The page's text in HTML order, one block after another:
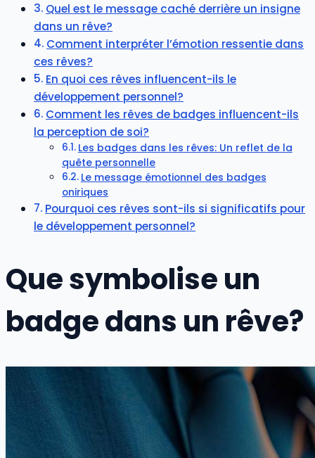
Quel est le message caché derrière un insigne
dans un rêve?
Comment interpréter l’émotion ressentie dans
ces rêves?
En quoi ces rêves influencent-ils le
développement personnel?
Comment les rêves de badges influencent-ils
la perception de soi?
Les badges dans les rêves: Un reflet de la
quête personnelle
Le message émotionnel des badges
oniriques
Pourquoi ces rêves sont-ils si significatifs pour
le développement personnel?
Que symbolise un
badge dans un rêve?